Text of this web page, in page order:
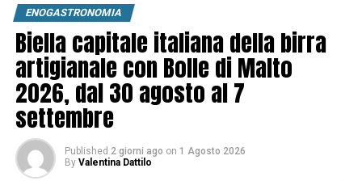
ENOGASTRONOMIA
Biella capitale italiana della birra
artigianale con Bolle di Malto
2026, dal 30 agosto al 7
settembre
Published 2 giorni ago on 1 Agosto 2026
By Valentina Dattilo